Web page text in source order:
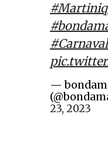
—
23, 2023